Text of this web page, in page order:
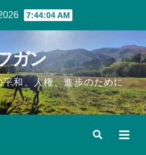
7:44:04 AM
ガン
和、人権、進歩のために